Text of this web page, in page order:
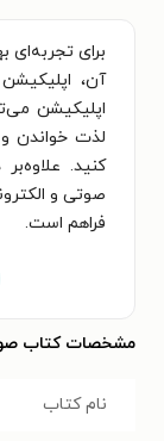
برای تجربه‌ای
آن،
اپلیکیشن
لذت خواندن
کنید.
صوتی و
فراهم است.
مشخصات کتاب
نام کتاب